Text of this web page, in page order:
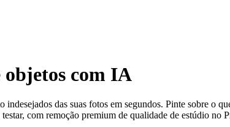
objetos com IA
indesejados das suas fotos em segundos. Pinte sobre
com remoção premium de qualidade de estúdio no